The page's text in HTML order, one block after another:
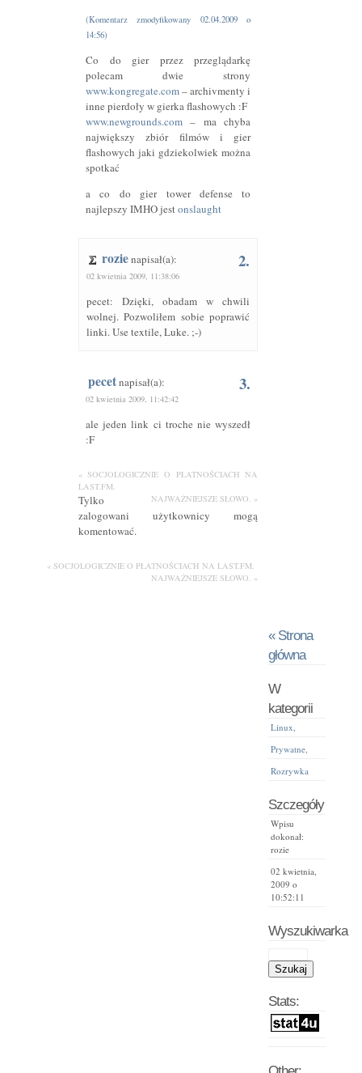
(Komentarz zmodyfikowany 02.04.2009 o
14:56)
Co do gier przez przeglądarkę
polecam dwie strony
www.kongregate.com– archivmenty i
inne pierdoły w gierka flashowych :F
www.newgrounds.com– ma chyba
największy zbiór filmów i gier
flashowych jaki gdziekolwiek można
spotkać
a co do gier tower defense to
najlepszy IMHOjestonslaught
2.
rozienapisał(a):
02 kwietnia 2009, 11:38:06
pecet: Dzięki, obadam w chwili
wolnej. Pozwoliłem sobie poprawić
linki. Use textile, Luke. ;-)
3.
pecetnapisał(a):
02 kwietnia 2009, 11:42:42
ale jeden link ci troche nie wyszedł
:F
« SOCJOLOGICZNIE O PŁATNOŚCIACH NA
LAST.FM.
NAJWAŻNIEJSZE SŁOWO. »
Tylko
zalogowani użytkownicy mogą
komentować.
« SOCJOLOGICZNIE O PŁATNOŚCIACH NA LAST.FM.
NAJWAŻNIEJSZE SŁOWO. »
« Strona
główna
W
kategorii
Linux,
Prywatne,
Rozrywka
Szczegóły
Wpisu
dokonał:
rozie
02 kwietnia,
2009 o
10:52:11
Wyszukiwarka
Stats: